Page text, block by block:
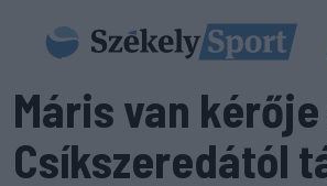
Máris van kérője
Csíkszeredától